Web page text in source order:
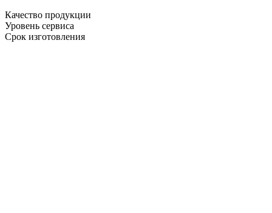
Качество продукции
Уровень сервиса
Срок изготовления